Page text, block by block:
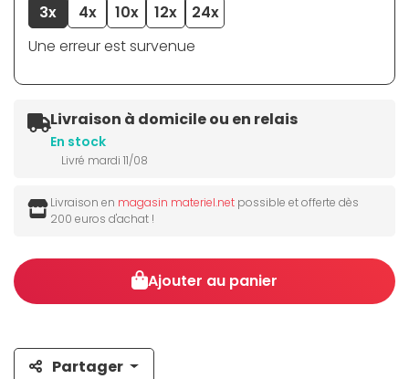
3x 4x 10x 12x
24x
Une erreur est survenue
Livraison à domicile ou en relais
En stock
Livré mardi 11/08
Livraison en magasin materiel.net possible et offerte dès
200 euros d'achat !
Ajouter au panier
Partager